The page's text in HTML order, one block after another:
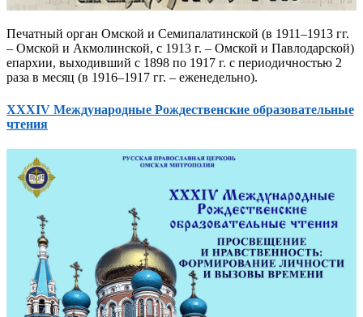
Печатный орган Омской и Семипалатинской (в 1911–1913 гг.
– Омской и Акмолинской, с 1913 г. – Омской и Павлодарской)
епархии, выходивший с 1898 по 1917 г. с периодичностью 2
раза в месяц (в 1916–1917 гг. – еженедельно).
XXXIV Международные Рождественские образовательные
чтения